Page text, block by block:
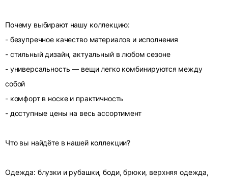
Почему выбирают нашу коллекцию:
- безупречное качество материалов и исполнения
- стильный дизайн, актуальный в любом сезоне
- универсальность — вещи легко комбинируются между
собой
- комфорт в носке и практичность
- доступные цены на весь ассортимент
Что вы найдёте в нашей коллекции?
Одежда: блузки и рубашки, боди, брюки, верхняя одежда,